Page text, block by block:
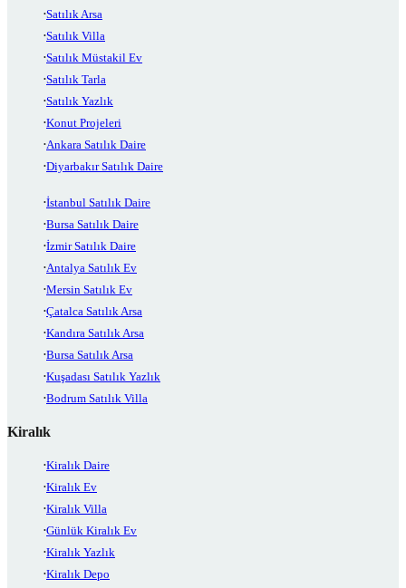
Satılık Arsa
Satılık Villa
Satılık Müstakil Ev
Satılık Tarla
Satılık Yazlık
Konut Projeleri
Ankara Satılık Daire
Diyarbakır Satılık Daire
İstanbul Satılık Daire
Bursa Satılık Daire
İzmir Satılık Daire
Antalya Satılık Ev
Mersin Satılık Ev
Çatalca Satılık Arsa
Kandıra Satılık Arsa
Bursa Satılık Arsa
Kuşadası Satılık Yazlık
Bodrum Satılık Villa
Kiralık
Kiralık Daire
Kiralık Ev
Kiralık Villa
Günlük Kiralık Ev
Kiralık Yazlık
Kiralık Depo